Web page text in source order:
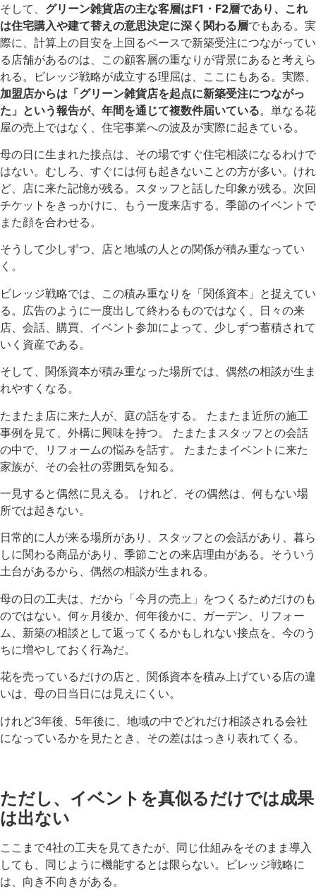
そして、 グリーン雑貨店の主な客層はF1・F2層であり、これ
は住宅購入や建て替えの意思決定に深く関わる層でもある。実
際に、計算上の目安を上回るペースで新築受注につながってい
る店舗があるのは、この顧客層の重なりが背景にあると考えら
れる。ビレッジ戦略が成立する理屈は、ここにもある。実際、
加盟店からは「グリーン雑貨店を起点に新築受注につながっ
た」という報告が、年間を通じて複数件届いている。単なる花
屋の売上ではなく、住宅事業への波及が実際に起きている。
母の日に生まれた接点は、その場ですぐ住宅相談になるわけで
はない。むしろ、すぐには何も起きないことの方が多い。けれ
ど、店に来た記憶が残る。スタッフと話した印象が残る。次回
チケットをきっかけに、もう一度来店する。季節のイベントで
また顔を合わせる。
そうして少しずつ、店と地域の人との関係が積み重なってい
く。
ビレッジ戦略では、この積み重なりを「関係資本」と捉えてい
る。広告のように一度出して終わるものではなく、日々の来
店、会話、購買、イベント参加によって、少しずつ蓄積されて
いく資産である。
そして、関係資本が積み重なった場所では、偶然の相談が生ま
れやすくなる。
たまたま店に来た人が、庭の話をする。 たまたま近所の施工
事例を見て、外構に興味を持つ。 たまたまスタッフとの会話
の中で、リフォームの悩みを話す。 たまたまイベントに来た
家族が、その会社の雰囲気を知る。
一見すると偶然に見える。 けれど、その偶然は、何もない場
所では起きない。
日常的に人が来る場所があり、スタッフとの会話があり、暮ら
しに関わる商品があり、季節ごとの来店理由がある。そういう
土台があるから、偶然の相談が生まれる。
母の日の工夫は、だから「今月の売上」をつくるためだけのも
のではない。何ヶ月後か、何年後かに、ガーデン、リフォー
ム、新築の相談として返ってくるかもしれない接点を、今のう
ちに増やしておく行為だ。
花を売っているだけの店と、関係資本を積み上げている店の違
いは、母の日当日には見えにくい。
けれど3年後、5年後に、地域の中でどれだけ相談される会社
になっているかを見たとき、その差ははっきり表れてくる。
ただし、イベントを真似るだけでは成果
は出ない
ここまで4社の工夫を見てきたが、同じ仕組みをそのまま導入
しても、同じように機能するとは限らない。ビレッジ戦略に
は、向き不向きがある。